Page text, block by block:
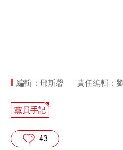
編輯：邢斯馨 責任編輯：
黨員手記
43